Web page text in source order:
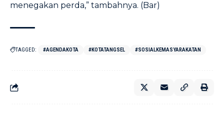
menegakan perda,” tambahnya. (Bar)
TAGGED: #AGENDAKOTA #KOTATANGSEL #SOSIALKEMASYARAKATAN